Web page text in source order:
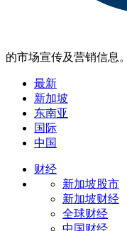
的市场宣传及营销信息。
最新
新加坡
东南亚
国际
中国
财经
新加坡股市
新加坡财经
全球财经
中国财经